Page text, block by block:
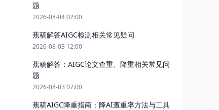
题
2026-08-04 02:00
蕉稿解答AIGC检测相关常见疑问
2026-08-03 12:00
蕉稿解答：AIGC论文查重、降重相关常见问
题
2026-08-03 07:00
蕉稿AIGC降重指南：降AI查重率方法与工具